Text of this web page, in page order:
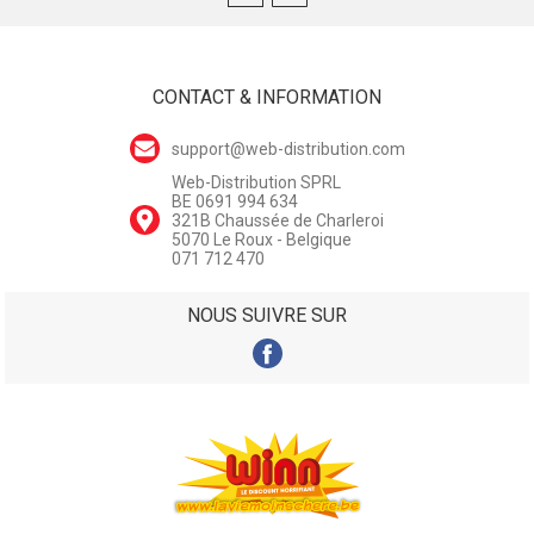
CONTACT & INFORMATION
support@web-distribution.com
Web-Distribution SPRL
BE 0691 994 634
321B Chaussée de Charleroi
5070 Le Roux - Belgique
071 712 470
NOUS SUIVRE SUR